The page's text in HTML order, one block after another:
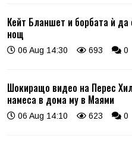
Кейт Бланшет и борбата ѝ да
нощ
06 Aug 14:30 693 0
Шокиращо видео на Перес
намеса в дома му в Маями
06 Aug 14:10 623 0